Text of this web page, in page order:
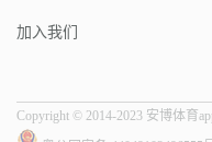
加入我们
Copyright © 2014-2023 安博体育